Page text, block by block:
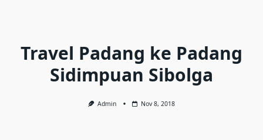
Travel Padang ke Padang
Sidimpuan Sibolga
Admin Nov 8, 2018